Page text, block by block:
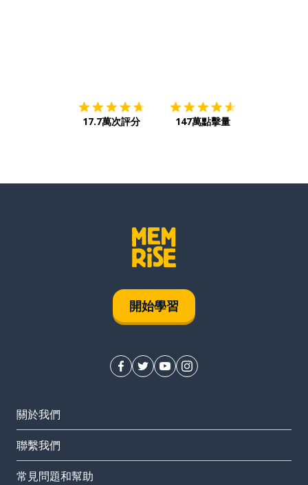
17.7萬次評分 147萬點擊量
開始學習
關於我們
聯繫我們
常見問題和幫助